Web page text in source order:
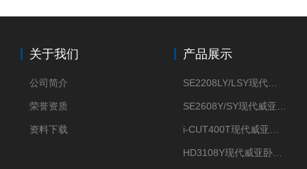
关于我们
公司简介
荣誉资质
资料下载
产品展示